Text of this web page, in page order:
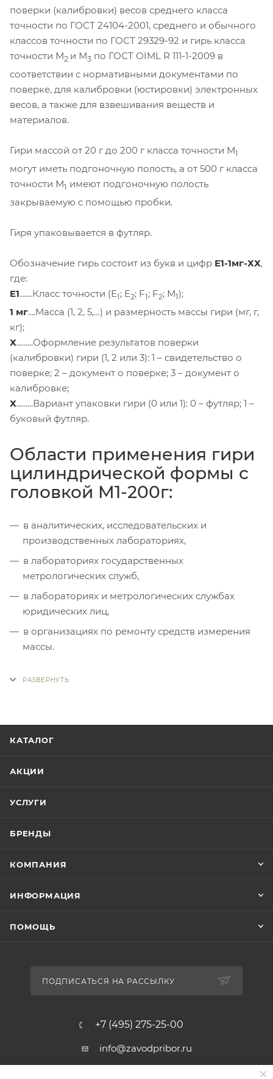
поверки (калибровки) весов среднего класса
точности по ГОСТ 24104-2001, среднего и обычного
классов точности по ГОСТ 29329-92 и гирь класса
точности М2 и М3 по ГОСТ OIML R 111-1-2009 в
соответствии с нормативными документами по
поверке, для калибровки (юстировки) электронных
весов, а также для взвешивания веществ и
материалов.
Гири массой от 20 г до 200 г класса точности М1
могут иметь подгоночную полость, а от 500 г класса
точности М1 имеют подгоночную полость
закрываемую с помощью пробки.
Гиря упаковывается в футляр.
Обозначение гирь состоит из букв и цифр E1-1мг-ХХ,
где:
E1.......Класс точности (Е1 ; Е2; F1 ; F2; М1);
1 мг....Масса (1, 2, 5,…) и размерность массы гири (мг, г,
кг);
Х.........Оформление результатов поверки
(калибровки) гири (1, 2 или 3): 1 – свидетельство о
поверке; 2 – документ о поверке; 3 – документ о
калибровке;
Х.........Вариант упаковки гири (0 или 1): 0 – футляр; 1 –
буковый футляр.
Области применения гири
цилиндрической формы с
головкой M1-200г:
в аналитических, исследовательских и
производственных лабораториях,
в лабораториях государственных
метрологических служб,
в лабораториях и метрологических службах
юридических лиц,
в организациях по ремонту средств измерения
массы.
КАТАЛОГ
АКЦИИ
УСЛУГИ
БРЕНДЫ
КОМПАНИЯ
ИНФОРМАЦИЯ
ПОМОЩЬ
ПОДПИСАТЬСЯ НА РАССЫЛКУ
+7 (495) 275-25-00
info@zavodpribor.ru